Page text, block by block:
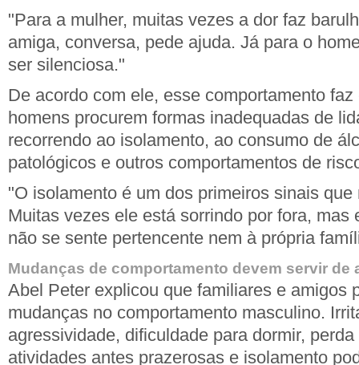
"Para a mulher, muitas vezes a dor faz
amiga, conversa, pede ajuda. Já para o
ser silenciosa."
De acordo com ele, esse comportamento
homens procurem formas inadequadas de
recorrendo ao isolamento, ao consumo de
patológicos e outros comportamentos de
"O isolamento é um dos primeiros sinais
Muitas vezes ele está sorrindo por fora, mas
não se sente pertencente nem à própria
Mudanças de comportamento devem servir de
Abel Peter explicou que familiares e amigos
mudanças no comportamento masculino.
agressividade, dificuldade para dormir,
atividades antes prazerosas e isolamento